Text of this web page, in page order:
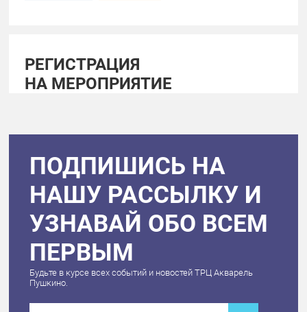
РЕГИСТРАЦИЯ
НА МЕРОПРИЯТИЕ
ПОДПИШИСЬ НА
НАШУ РАССЫЛКУ И
УЗНАВАЙ ОБО ВСЕМ
ПЕРВЫМ
Будьте в курсе всех событий и новостей ТРЦ Акварель
Пушкино.